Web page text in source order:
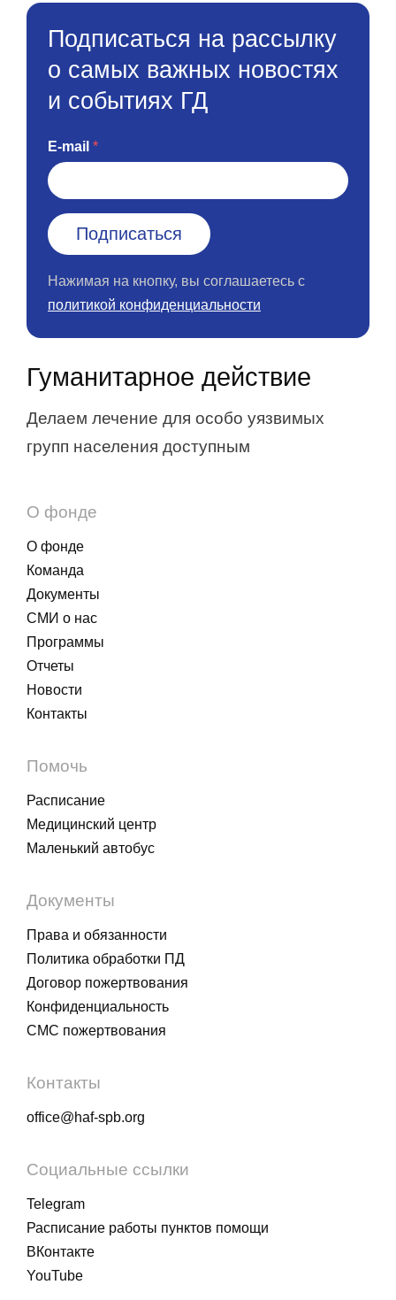
Подписаться на рассылку
о самых важных новостях
и событиях ГД
E-mail
Нажимая на кнопку, вы соглашаетесь с
политикой конфиденциальности
Гуманитарное действие
Делаем лечение для особо уязвимых
групп населения доступным
О фонде
О фонде
Команда
Документы
СМИ о нас
Программы
Отчеты
Новости
Контакты
Помочь
Расписание
Медицинский центр
Маленький автобус
Документы
Права и обязанности
Политика обработки ПД
Договор пожертвования
Конфиденциальность
СМС пожертвования
Контакты
office@haf-spb.org
Социальные ссылки
Telegram
Расписание работы пунктов помощи
ВКонтакте
YouTube